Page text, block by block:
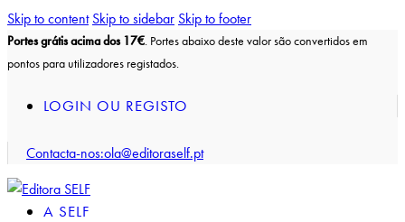
Skip to content Skip to sidebar Skip to footer
Portes grátis acima dos 17€. Portes abaixo deste valor são convertidos em
pontos para utilizadores registados.
LOGIN OU REGISTO
Contacta-nos:ola@editoraself.pt
A SELF